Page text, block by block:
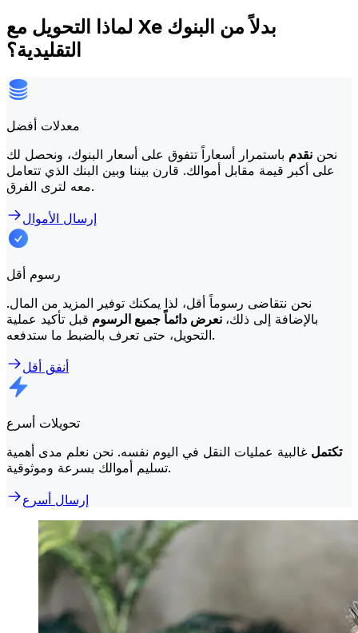
لماذا التحويل مع Xe بدلاً من البنوك
التقليدية؟
معدلات أفضل
نحن نقدم باستمرار أسعاراً تتفوق على أسعار البنوك، ونحصل لك
على أكبر قيمة مقابل أموالك. قارن بيننا وبين البنك الذي تتعامل
معه لترى الفرق.
إرسال الأموال
رسوم أقل
نحن نتقاضى رسوماً أقل، لذا يمكنك توفير المزيد من المال.
بالإضافة إلى ذلك، نعرض دائماً جميع الرسوم قبل تأكيد عملية
التحويل، حتى تعرف بالضبط ما ستدفعه.
أنفق أقل
تحويلات أسرع
تكتمل غالبية عمليات النقل في اليوم نفسه. نحن نعلم مدى أهمية
تسليم أموالك بسرعة وموثوقية.
إرسال أسرع